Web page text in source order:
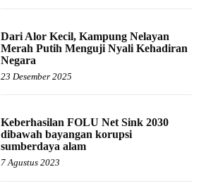
Dari Alor Kecil, Kampung Nelayan
Merah Putih Menguji Nyali Kehadiran
Negara
23 Desember 2025
Keberhasilan FOLU Net Sink 2030
dibawah bayangan korupsi
sumberdaya alam
7 Agustus 2023